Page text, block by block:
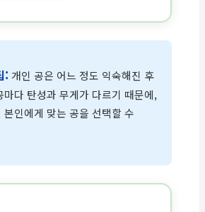
: 개인 공은 어느 정도 익숙해진 후
마다 탄성과 무게가 다르기 때문에,
본인에게 맞는 공을 선택할 수